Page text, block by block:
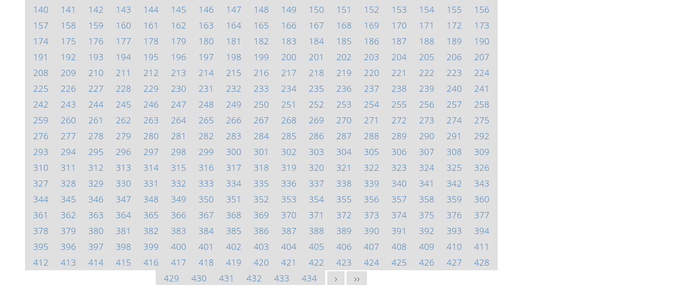
140
141 142 143 144 145 146 147 148 149 150 151 152 153 154 155
156
157
158 159 160 161 162 163 164 165 166 167 168 169 170 171 172
173
174
175 176 177 178 179 180 181 182 183 184 185 186 187 188 189
190
191
192 193 194 195 196 197 198 199 200 201 202 203 204 205 206
207
208
209 210 211 212 213 214 215 216 217 218 219 220 221 222 223
224
225
226 227 228 229 230 231 232 233 234 235 236 237 238 239 240
241
242
243 244 245 246 247 248 249 250 251 252 253 254 255 256 257
258
259
260 261 262 263 264 265 266 267 268 269 270 271 272 273 274
275
276
277 278 279 280 281 282 283 284 285 286 287 288 289 290 291
292
293
294 295 296 297 298 299 300 301 302 303 304 305 306 307 308
309
310
311 312 313 314 315 316 317 318 319 320 321 322 323 324 325
326
327
328 329 330 331 332 333 334 335 336 337 338 339 340 341 342
343
344
345 346 347 348 349 350 351 352 353 354 355 356 357 358 359
360
361
362 363 364 365 366 367 368 369 370 371 372 373 374 375 376
377
378
379 380 381 382 383 384 385 386 387 388 389 390 391 392 393
394
395
396 397 398 399 400 401 402 403 404 405 406 407 408 409 410
411
412
413 414 415 416 417 418 419 420 421 422 423 424 425 426 427
428
429
430 431 432 433 434 > >>